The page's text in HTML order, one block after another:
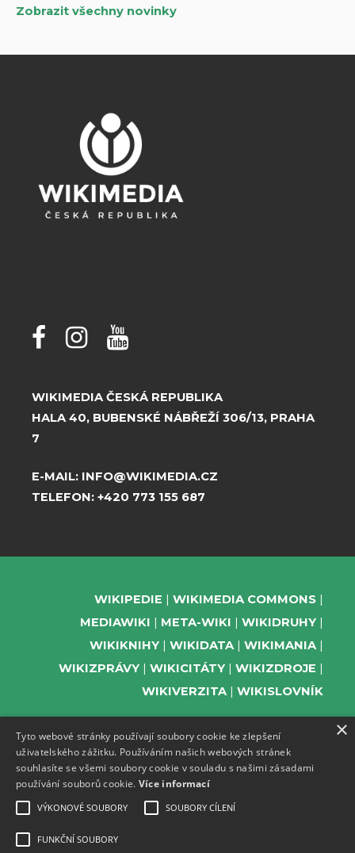
Zobrazit všechny novinky
WIKIMEDIA ČESKÁ REPUBLIKA
HALA 40, BUBENSKÉ NÁBŘEŽÍ 306/13, PRAHA
7
E-MAIL: INFO@WIKIMEDIA.CZ
TELEFON: +420 773 155 687
WIKIPEDIE
WIKIMEDIA COMMONS
MEDIAWIKI
META-WIKI
WIKIDRUHY
WIKIKNIHY
WIKIDATA
WIKIMANIA
WIKIZPRÁVY
WIKICITÁTY
WIKIZDROJE
WIKIVERZITA
WIKISLOVNÍK
PODPOŘTE NÁS
ODEBÍREJTE NEWSLETTER
TELEGRAM UDÁLOSTÍ WMČR
×
Tyto webové stránky používají soubory cookie ke zlepšení
uživatelského zážitku. Používáním našich webových stránek
souhlasíte se všemi soubory cookie v souladu s našimi zásadami
používání souborů cookie. Více informací
VÝKONOVÉ SOUBORY SOUBORY CÍLENÍ
FUNKČNÍ SOUBORY